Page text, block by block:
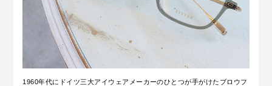
1960年代にドイツ三大アイウェアメーカーのひとつが手がけたブロウフ